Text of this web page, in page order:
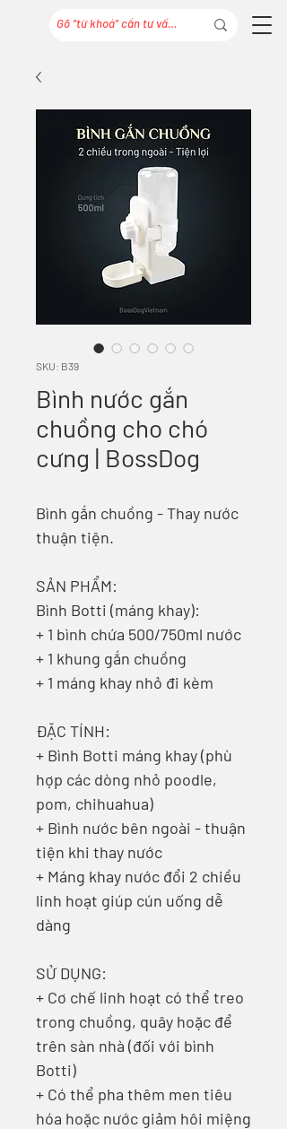
SKU: B39
Bình nước gắn
chuồng cho chó
cưng | BossDog
Bình gắn chuồng - Thay nước
thuận tiện.
SẢN PHẨM:
Bình Botti (máng khay):
+ 1 bình chứa 500/750ml nước
+ 1 khung gắn chuồng
+ 1 máng khay nhỏ đi kèm
ĐẶC TÍNH:
+ Bình Botti máng khay (phù
hợp các dòng nhỏ poodle,
pom, chihuahua)
+ Bình nước bên ngoài - thuận
tiện khi thay nước
+ Máng khay nước đổi 2 chiều
linh hoạt giúp cún uống dễ
dàng
SỬ DỤNG:
+ Cơ chế linh hoạt có thể treo
trong chuồng, quây hoặc để
trên sàn nhà (đối với bình
Botti)
+ Có thể pha thêm men tiêu
hóa hoặc nước giảm hôi miệng